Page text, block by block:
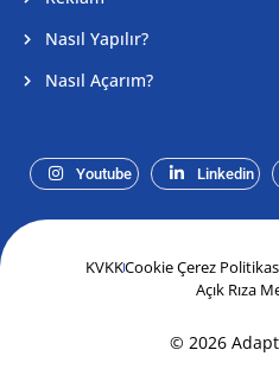
Nasıl Yapılır?
Nasıl Açarım?
Youtube Linkedin
© 2026
KVKKCookie Çerez
Açık Rıza